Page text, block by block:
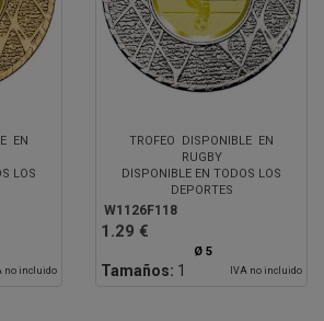
EN
LOS
no incluido
TROFEO DISPONIBLE EN
RUGBY
DISPONIBLE EN TODOS LOS
DEPORTES
W1126F118
1.29 €
Ø 5
Tamaños: 1 IVA no incluido